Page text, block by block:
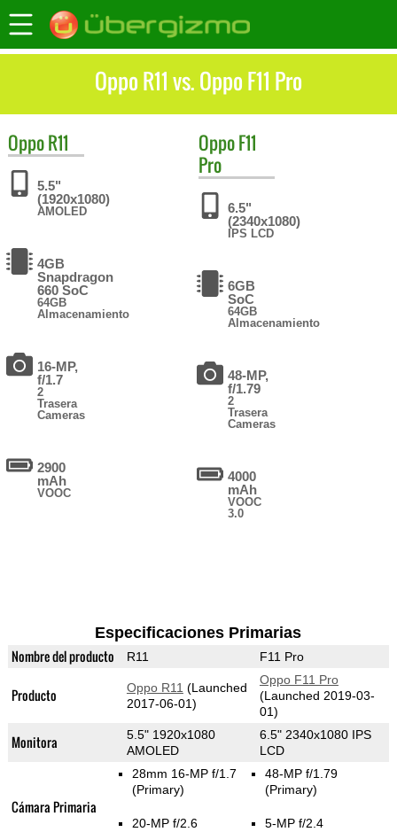
Oppo R11 vs. Oppo F11 Pro
OppoR11
5.5"
(1920x1080)
AMOLED
4GB
Snapdragon
660 SoC
64GB
Almacenamiento
16-MP,
f/1.7
2
Trasera
Cameras
2900
mAh
VOOC
OppoF11
Pro
6.5"
(2340x1080)
IPS LCD
6GB
SoC
64GB
Almacenamiento
48-MP,
f/1.79
2
Trasera
Cameras
4000
mAh
VOOC
3.0
Especificaciones Primarias
Nombre del producto R11 F11 Pro
Producto Oppo R11 (Launched
2017-06-01)
Oppo F11 Pro
(Launched 2019-03-
01)
Monitora
5.5" 1920x1080
AMOLED
6.5" 2340x1080 IPS
LCD
Cámara Primaria
28mm 16-MP f/1.7
(Primary)
20-MP f/2.6
48-MP f/1.79
(Primary)
5-MP f/2.4